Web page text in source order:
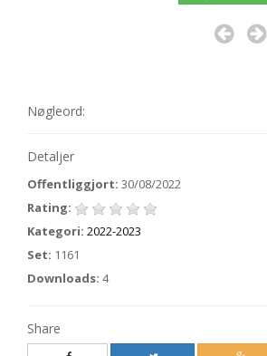
Nøgleord:
Detaljer
Offentliggjort: 30/08/2022
Rating:
Kategori: 2022-2023
Set: 1161
Downloads: 4
Share